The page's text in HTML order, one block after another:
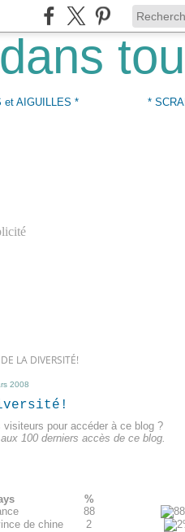
et AIGUILLES * *
DE LA DIVERSITÉ!
2008
pour accéder à ce blog ?
100 derniers accès de ce blog.
%
88
de chine
2